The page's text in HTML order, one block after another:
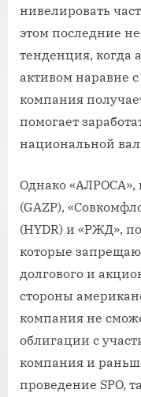
нивелировать
этом последние
тенденция, когда
активом наравне
компания
помогает
национальной
Однако «АЛРОСА»,
(GAZP),
(HYDR) и «РЖД»,
которые
долгового и
стороны
компания не
облигации с
компания и
проведение SPO,